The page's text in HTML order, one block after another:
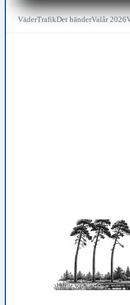
VäderTrafikDet händerValår 2026